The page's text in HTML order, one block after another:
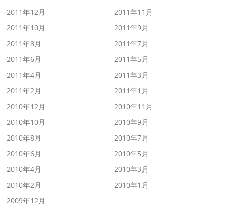
2011年12月
2011年11月
2011年10月
2011年9月
2011年8月
2011年7月
2011年6月
2011年5月
2011年4月
2011年3月
2011年2月
2011年1月
2010年12月
2010年11月
2010年10月
2010年9月
2010年8月
2010年7月
2010年6月
2010年5月
2010年4月
2010年3月
2010年2月
2010年1月
2009年12月